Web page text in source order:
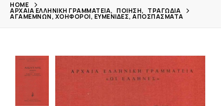
HOME
ΑΡΧΑΊΑ ΕΛΛΗΝΙΚΉ ΓΡΑΜΜΑΤΕΊΑ, ΠΟΊΗΣΗ, ΤΡΑΓΩΔΊΑ
ΑΓΑΜΈΜΝΩΝ, ΧΟΗΦΌΡΟΙ, ΕΥΜΕΝΊΔΕΣ, ΑΠΟΣΠΆΣΜΑΤΑ